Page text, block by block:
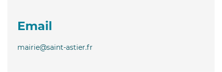
Email
mairie@saint-astier.fr